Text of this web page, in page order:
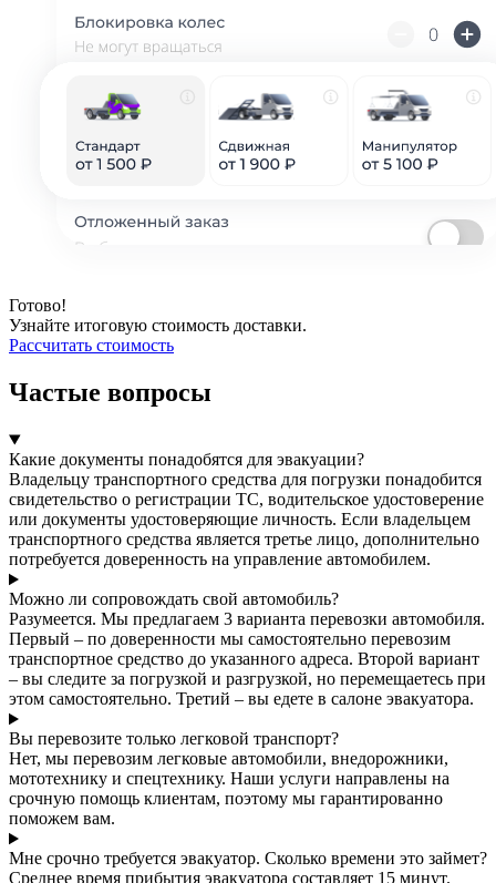
Готово!
Узнайте итоговую стоимость доставки.
Рассчитать стоимость
Частые вопросы
Какие документы понадобятся для эвакуации?
Владельцу транспортного средства для погрузки понадобится
свидетельство о регистрации ТС, водительское удостоверение
или документы удостоверяющие личность. Если владельцем
транспортного средства является третье лицо, дополнительно
потребуется доверенность на управление автомобилем.
Можно ли сопровождать свой автомобиль?
Разумеется. Мы предлагаем 3 варианта перевозки автомобиля.
Первый – по доверенности мы самостоятельно перевозим
транспортное средство до указанного адреса. Второй вариант
– вы следите за погрузкой и разгрузкой, но перемещаетесь при
этом самостоятельно. Третий – вы едете в салоне эвакуатора.
Вы перевозите только легковой транспорт?
Нет, мы перевозим легковые автомобили, внедорожники,
мототехнику и спецтехнику. Наши услуги направлены на
срочную помощь клиентам, поэтому мы гарантированно
поможем вам.
Мне срочно требуется эвакуатор. Сколько времени это займет?
Среднее время прибытия эвакуатора составляет 15 минут.